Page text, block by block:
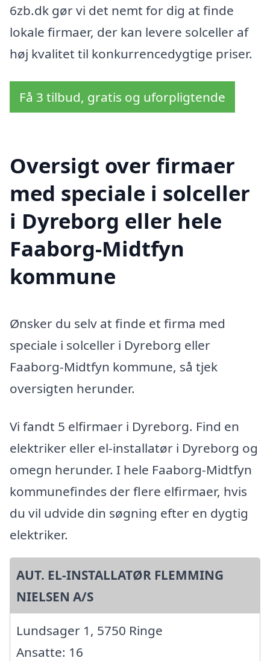
6zb.dk gør vi det nemt for dig at finde
lokale firmaer, der kan levere solceller af
høj kvalitet til konkurrencedygtige priser.
Få 3 tilbud, gratis og uforpligtende
Oversigt over firmaer
med speciale i solceller
i Dyreborg eller hele
Faaborg-Midtfyn
kommune
Ønsker du selv at finde et firma med
speciale i solceller i Dyreborg eller
Faaborg-Midtfyn kommune, så tjek
oversigten herunder.
Vi fandt 5 elfirmaer i Dyreborg. Find en
elektriker eller el-installatør i Dyreborg og
omegn herunder. I hele Faaborg-Midtfyn
kommunefindes der flere elfirmaer, hvis
du vil udvide din søgning efter en dygtig
elektriker.
AUT. EL-INSTALLATØR FLEMMING
NIELSEN A/S
Lundsager 1, 5750 Ringe
Ansatte: 16